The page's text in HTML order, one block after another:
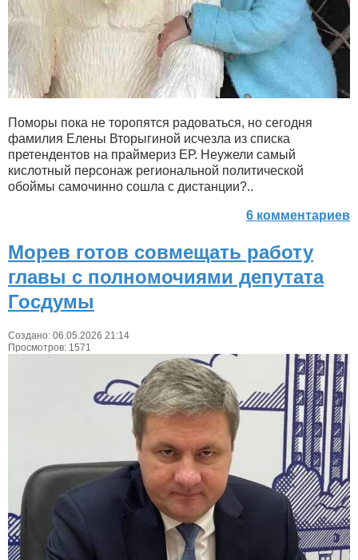
Поморы пока не торопятся радоваться, но сегодня
фамилия Елены Вторыгиной исчезла из списка
претендентов на праймериз ЕР. Неужели самый
кислотный персонаж региональной политической
обоймы самочинно сошла с дистанции?..
6 комментариев
Морев готов совмещать работу
главы с полномочиями депутата
Госдумы
Создано: 06.05.2026 21:14
Просмотров: 1571